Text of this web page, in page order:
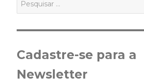
por:
Cadastre-se para a
Newsletter